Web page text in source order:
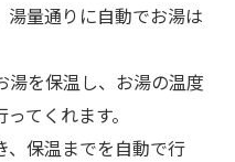
湯量通りに自動でお湯は
湯を保温し、お湯の温度
てくれます。
、保温までを自動で行